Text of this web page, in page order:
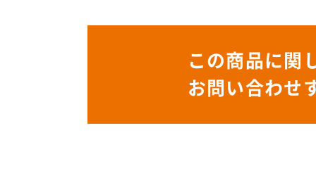
この商品に関
お問い合わせ